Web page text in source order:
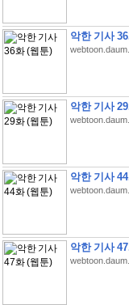
악한 기사
악한 기사
악한 기사
악한 기사